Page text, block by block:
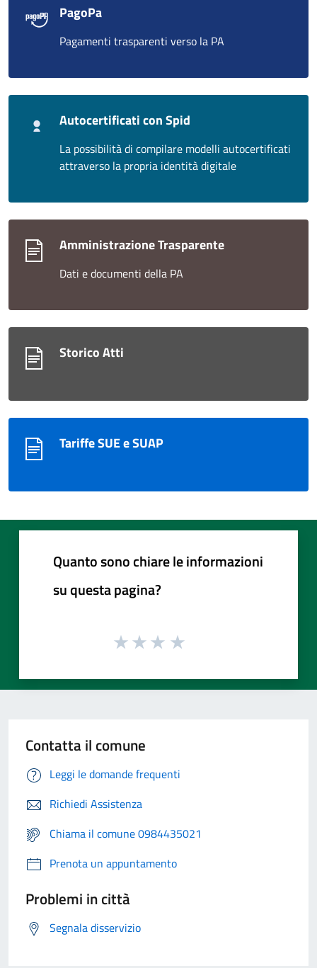
PagoPa
Pagamenti trasparenti verso la PA
Autocertificati con Spid
La possibilità di compilare modelli autocertificati
attraverso la propria identità digitale
Amministrazione Trasparente
Dati e documenti della PA
Storico Atti
Tariffe SUE e SUAP
Quanto sono chiare le informazioni
su questa pagina?
Contatta il comune
Leggi le domande frequenti
Richiedi Assistenza
Chiama il comune 0984435021
Prenota un appuntamento
Problemi in città
Segnala disservizio